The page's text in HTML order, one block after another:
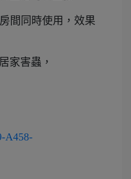
間同時使用，效果
家害蟲，